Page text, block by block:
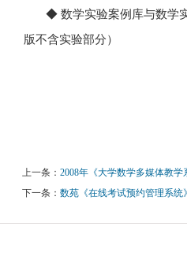
◆ 数学实验案例库与数学
版不含实验部分）
上一条： 2008年《大学数学多媒体教学
下一条： 数苑《在线考试预约管理系统